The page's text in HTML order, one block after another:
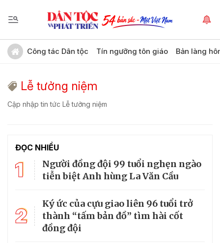
Công tác Dân tộc Tín ngưỡng tôn giáo Bản làng
Lễ tưởng niệm
Cập nhập tin tức Lễ tưởng niệm
ĐỌC NHIỀU
1
Người đồng đội 99 tuổi nghẹn ngào
tiễn biệt Anh hùng La Văn Cầu
2
Ký ức của cựu giao liên 96 tuổi trở
thành “tấm bản đồ” tìm hài cốt
đồng đội